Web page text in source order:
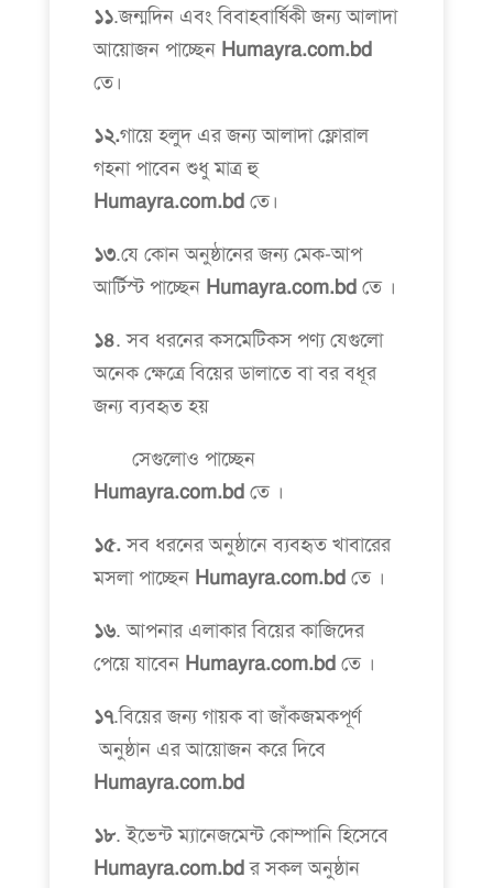
১১.জন্মদিন এবং বিবাহবার্ষিকী জন্য আলাদা
আয়োজন পাচ্ছেন Humayra.com.bd
তে।
১২.গায়ে হলুদ এর জন্য আলাদা ফ্লোরাল
গহনা পাবেন শুধু মাত্র হু
Humayra.com.bdতে।
১৩.যে কোন অনুষ্ঠানের জন্য মেক-আপ
আর্টিস্ট পাচ্ছেন Humayra.com.bdতে ।
১৪. সব ধরনের কসমেটিকস পণ্য যেগুলো
অনেক ক্ষেত্রে বিয়ের ডালাতে বা বর বধূর
জন্য ব্যবহৃত হয়
সেগুলোও পাচ্ছেন
Humayra.com.bdতে ।
১৫.সব ধরনের অনুষ্ঠানে ব্যবহৃত খাবারের
মসলা পাচ্ছেন Humayra.com.bdতে ।
১৬. আপনার এলাকার বিয়ের কাজিদের
পেয়ে যাবেন Humayra.com.bdতে ।
১৭.বিয়ের জন্য গায়ক বা জাঁকজমকপূর্ণ
অনুষ্ঠান এর আয়োজন করে দিবে
Humayra.com.bd
১৮. ইভেন্ট ম্যানেজমেন্ট কোম্পানি হিসেবে
Humayra.com.bdর সকল অনুষ্ঠান